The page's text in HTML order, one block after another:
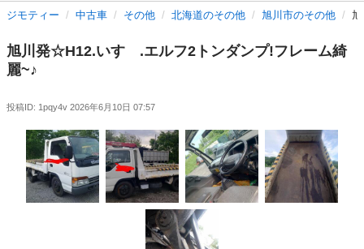
ジモティー 中古車 その他 北海道のその他 旭川市のその他
旭川発☆H12.いすゞ.エルフ2トンダンプ!フレーム綺
麗~♪
投稿ID: 1pqy4v 2026年6月10日 07:57